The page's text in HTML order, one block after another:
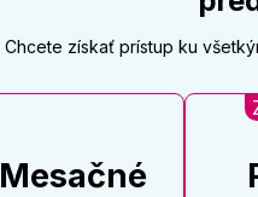
Chcete získať prístup ku
Mesačné